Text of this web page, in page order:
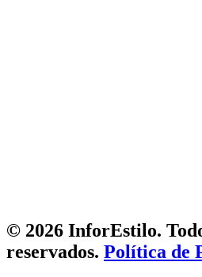
© 2026 InforEstilo.
reservados. Política de